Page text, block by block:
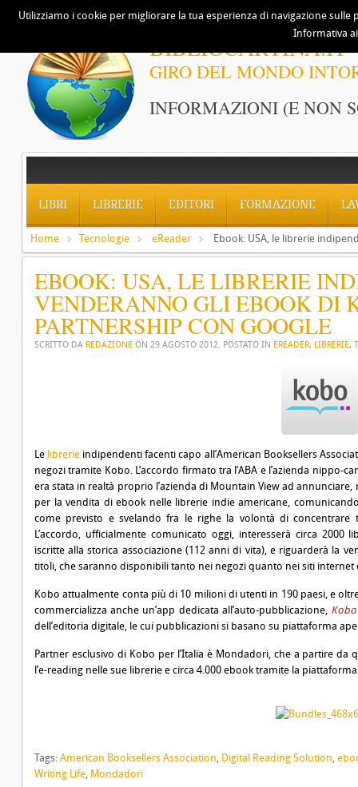
BIBLIOCARTINA.IT
GIRO DEL MONDO
INFORMAZIONI (E NON
LIBRI LIBRERIE EDITORI FORMAZIONE
Home Tecnologie eReader Ebook: USA, le librerie
EBOOK: USA, LE LIBRERIE
VENDERANNO GLI EBOOK DI
PARTNERSHIP CON GOOGLE
SCRITTO DA REDAZIONE ON 29 AGOSTO 2012. POSTATO IN EREADER, LIBRERIE,
Le librerie indipendenti facenti capo all’American Booksellers
negozi tramite Kobo. L’accordo firmato tra l’ABA e l’azienda
era stata in realtà proprio l’azienda di Mountain View ad
per la vendita di ebook nelle librerie indie americane,
come previsto e svelando fra le righe la volontà di
L’accordo, ufficialmente comunicato oggi, interesserà circa
iscritte alla storica associazione (112 anni di vita), e riguarderà la
titoli, che saranno disponibili tanto nei negozi quanto nei siti internet
Kobo attualmente conta più di 10 milioni di utenti in 190 paesi, e
commercializza anche un’app dedicata all’auto-pubblicazione,
dell’editoria digitale, le cui pubblicazioni si basano su piattaforma
Partner esclusivo di Kobo per l’Italia è Mondadori, che a partire da
l’e-reading nelle sue librerie e circa 4.000 ebook tramite la
Tags: American Booksellers Association, Digital Reading Solution,
Writing Life, Mondadori
Utilizziamo i cookie per migliorare la tua esperienza di navigazione
Informativa ai